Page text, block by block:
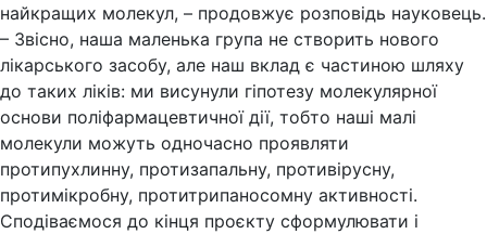
найкращих молекул, – продовжує розповідь науковець.
– Звісно, наша маленька група не створить нового
лікарського засобу, але наш вклад є частиною шляху
до таких ліків: ми висунули гіпотезу молекулярної
основи поліфармацевтичної дії, тобто наші малі
молекули можуть одночасно проявляти
протипухлинну, протизапальну, противірусну,
протимікробну, протитрипаносомну активності.
Сподіваємося до кінця проєкту сформулювати і